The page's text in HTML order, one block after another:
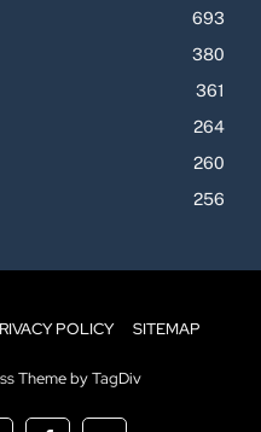
693
380
361
264
260
256
POLICY SITEMAP
Theme by TagDiv